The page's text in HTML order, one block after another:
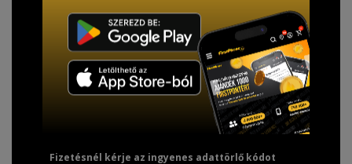
Fizetésnél kérje az ingyenes adattörlő kódot